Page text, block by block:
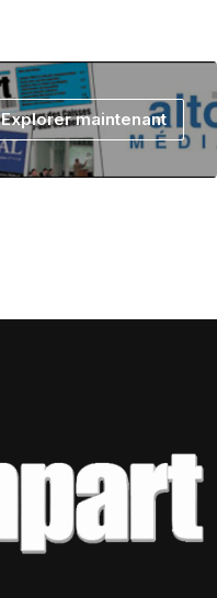
Explorer maintenant